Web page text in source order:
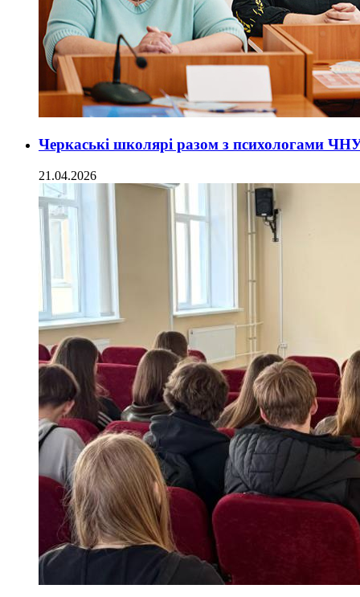
Черкаські школярі разом з психологами
21.04.2026